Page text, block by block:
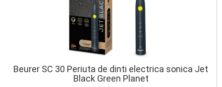
Beurer SC 30 Periuta de dinti electrica sonica Jet
Black Green Planet